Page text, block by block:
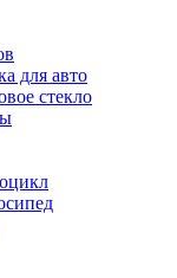
для авто
стекло